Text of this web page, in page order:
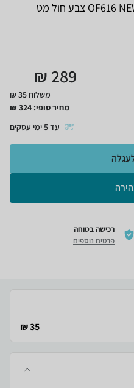
289
₪
משלוח 35 ₪
מחיר סופי: 324
₪
עד5ימי עסקים
רכישה בטוחה
פרטים נוספים
35 ₪